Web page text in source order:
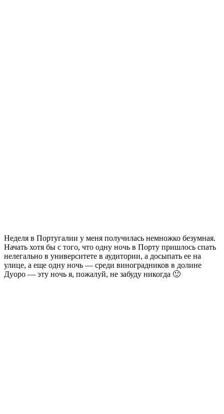
Неделя в Португалии у меня получилась немножко безумная.
Начать хотя бы с того, что одну ночь в Порту пришлось спать
нелегально в университете в аудитории, а досыпать ее на
улице, а еще одну ночь — среди виноградников в долине
Дуоро — эту ночь я, пожалуй, не забуду никогда 🙂